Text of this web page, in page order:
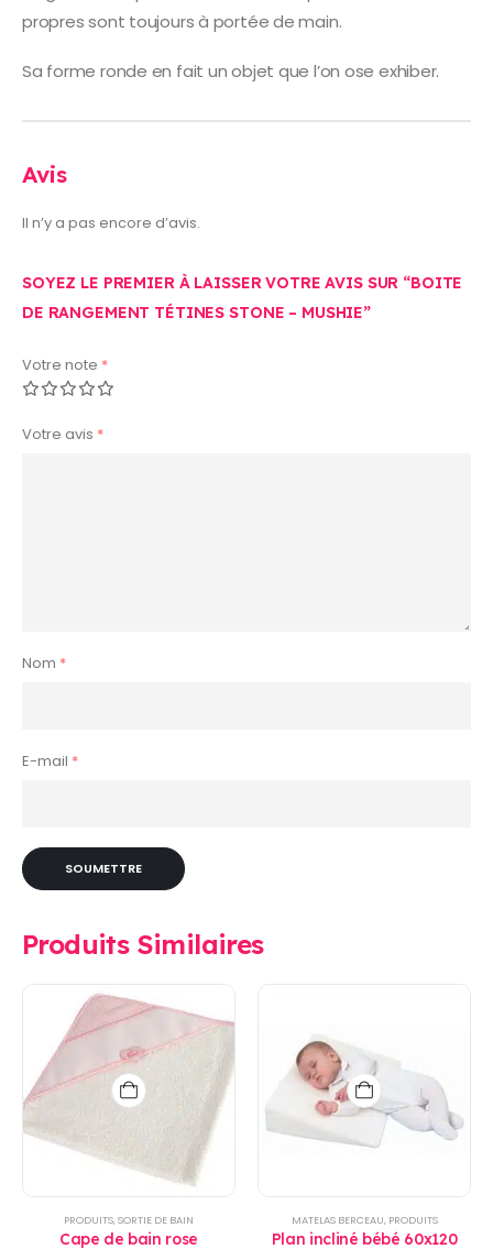
propres sont toujours à portée de main.
Sa forme ronde en fait un objet que l’on ose exhiber.
Avis
Il n’y a pas encore d’avis.
SOYEZ LE PREMIER À LAISSER VOTRE AVIS SUR “BOITE
DE RANGEMENT TÉTINES STONE – MUSHIE”
Votre note *
Votre avis *
Nom *
E-mail *
Produits Similaires
PRODUITS,SORTIE DE BAIN
Cape de bain rose
MATELAS BERCEAU, PRODUITS
Plan incliné bébé 60x120